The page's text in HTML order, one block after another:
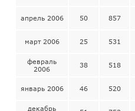
апрель 2006 50 857
март 2006 25 531
февраль
2006
38 518
январь 2006 46 520
декабрь